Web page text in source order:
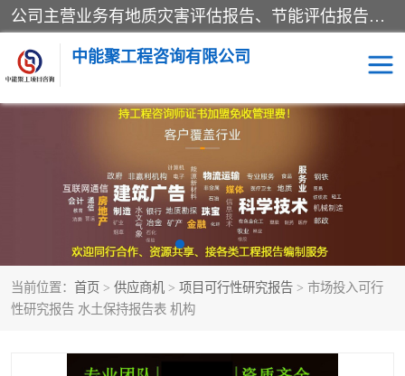
公司主营业务有地质灾害评估报告、节能评估报告、水土保持验收、水资源论证、土地复垦报告、项目可行性研究报告等。是经国家工商总局批准，在法律、法规、决定规定禁止的不得经营；法律、法规、决定规定应当许可（审批）的，经审批机关批准后凭许可（审批）文件经营;法律、法规，市场主体自主选择经营。
中能聚工程咨询有限公司
当前位置： 首页 > 供应商机 > 项目可行性研究报告 > 市场投入可行
性研究报告 水土保持报告表 机构
水资源论证报告 土地复垦报告
地质灾害评估报告 工程项目验收报告
节能评估报告